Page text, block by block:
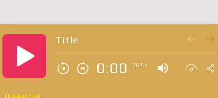
Title
0:00 56:54
Первый снег